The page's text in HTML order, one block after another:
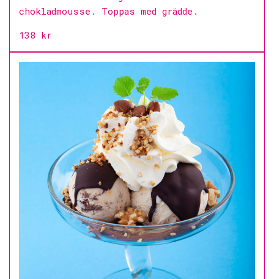
chokladmousse. Toppas med grädde.
138 kr